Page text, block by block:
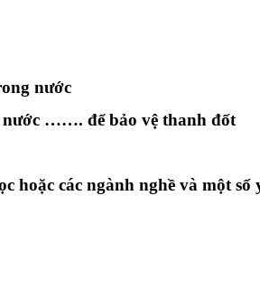
nước
nước ……. để bảo vệ thanh đốt
hoặc các ngành nghề và một số